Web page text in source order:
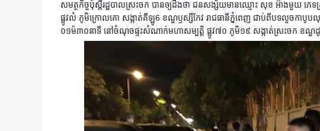
សមត្ថកិច្ចប៉ុស្ដិ៍រដ្ឋបាលស្រះចក​ បានឲ្យដឹងថា​ ជនសង្ស័យមានឈ្មោះ សុខ​ អ៊ាងមួយ ភេទស្រី
ផ្លូវលំ ភូមិក្រោលគោ សង្កាត់គីឡូ6 ខណ្ឌឫស្សីកែវ រាជធានីភ្នំពេញ ជាប់ពីបទលួចកាបូបលុ
០១ម៉៣០នាទី នៅចំណុចផ្ទះសំណាក់មហាសម្បត្តិ ផ្លូវ៧០ ភូមិ១៩ សង្កាត់ស្រះចក ខណ្ឌដូ